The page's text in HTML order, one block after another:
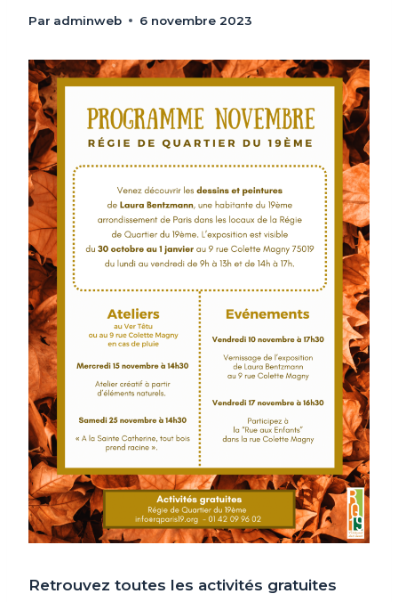
Par adminweb 6 novembre 2023
Retrouvez toutes les activités gratuites